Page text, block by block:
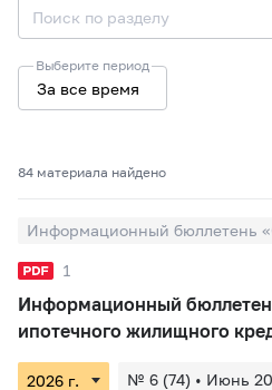
Выберите период
За все время
84 материалa найдено
1
Информационный
ипотечного жилищного
№ 6 (74) • Июнь